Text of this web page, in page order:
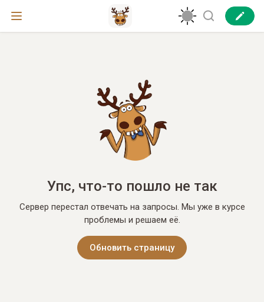
Упс, что-то пошло не так
Сервер перестал отвечать на запросы. Мы уже в курсе
проблемы и решаем её.
Обновить страницу